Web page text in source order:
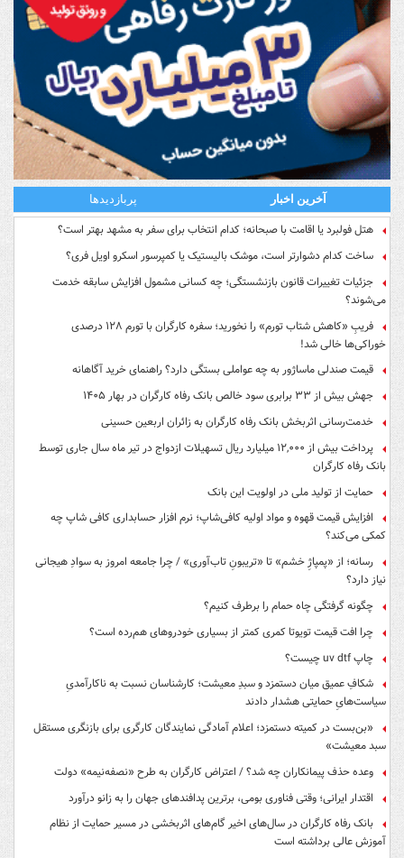
آخرین اخبار پربازدیدها
هتل فولبرد یا اقامت با صبحانه؛ کدام انتخاب برای سفر به مشهد بهتر است؟
ساخت کدام دشوارتر است، موشک بالیستیک یا کمپرسور اسکرو اویل فری؟
جزئیات تغییرات قانون بازنشستگی؛ چه کسانی مشمول افزایش سابقه خدمت
می‌شوند؟
فریبِ «کاهش شتاب تورم» را نخورید؛ سفره کارگران با تورم ۱۲۸ درصدی
خوراکی‌ها خالی شد!
قیمت صندلی ماساژور به چه عواملی بستگی دارد؟ راهنمای خرید آگاهانه
جهش بیش از ۳۳ برابری سود خالص بانک رفاه کارگران در بهار ۱۴۰۵
خدمت‌رسانی اثربخش بانک رفاه کارگران به زائران اربعین حسینی
پرداخت بیش از ۱۲,۰۰۰ میلیارد ریال تسهیلات ازدواج در تیر ماه سال جاری توسط
بانک رفاه کارگران
حمایت از تولید ملی در اولویت این بانک
افزایش قیمت قهوه و مواد اولیه کافی‌شاپ؛ نرم افزار حسابداری کافی شاپ چه
کمکی می‌کند؟
رسانه؛ از «پمپاژِ خشم» تا «تریبونِ تاب‌آوری» / چرا جامعه امروز به سوادِ هیجانی
نیاز دارد؟
چگونه گرفتگی چاه حمام را برطرف کنیم؟
چرا افت قیمت تویوتا کمری کمتر از بسیاری خودروهای هم‌رده است؟
چاپ uv dtf چیست؟
شکافِ عمیق میان دستمزد و سبدِ معیشت؛ کارشناسان نسبت به ناکارآمدیِ
سیاست‌هایِ حمایتی هشدار دادند
«بن‌بست در کمیته دستمزد؛ اعلام آمادگی نمایندگان کارگری برای بازنگری مستقل
سبد معیشت»
وعده حذف پیمانکاران چه شد؟ / اعتراض کارگران به طرح «نصفه‌نیمه» دولت
اقتدار ایرانی؛ وقتی فناوری بومی، برترین پدافندهای جهان را به زانو درآورد
بانک رفاه کارگران در سال‌های اخیر گام‌های اثربخشی در مسیر حمایت از نظام
آموزش عالی برداشته است